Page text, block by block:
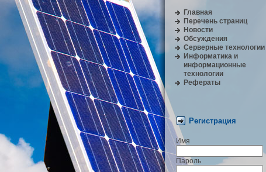
Главная
Перечень страниц
Новости
Обсуждения
Серверные технологии
Информатика и
информационные
технологии
Рефераты
Регистрация
Имя
Пароль